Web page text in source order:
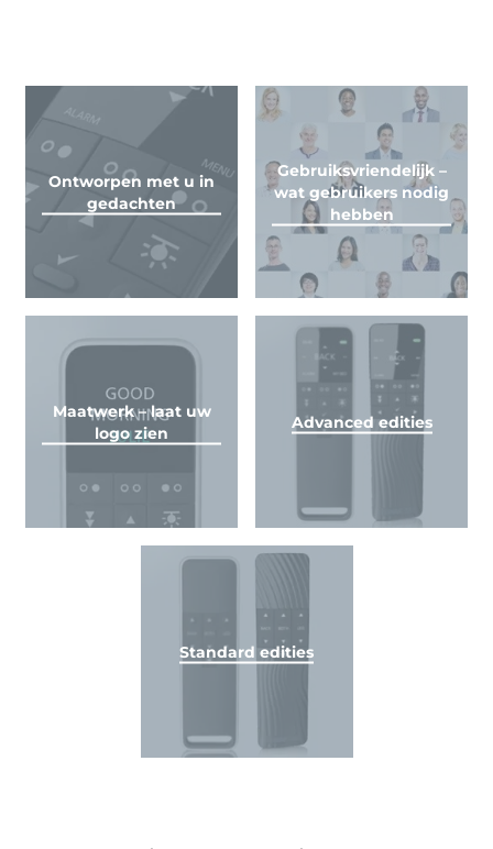
Ontworpen met u in
gedachten
Gebruiksvriendelijk –
wat gebruikers nodig
hebben
Maatwerk – laat uw
logo zien
Advanced edities
Standard edities